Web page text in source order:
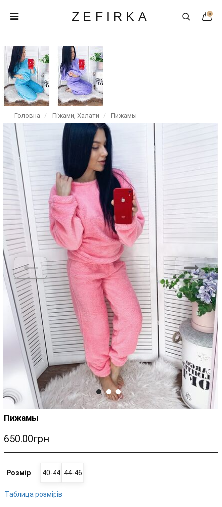
ZEFIRKA 0
Головна Піжами, Халати Пижамы
Пижамы
650.00грн
Розмір 40-44 44-46
Таблица розмірів